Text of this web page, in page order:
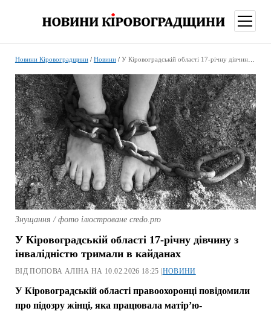
меню
Новини Кіровоградщини/ Новини/ У Кіровоградській області 17-річну дівчину з інвалідністю тримали в кайданах
Знущання / фото ілюстроване credo.pro
У Кіровоградській області 17-річну дівчину з
інвалідністю тримали в кайданах
ВІД ПОПОВА АЛІНА НА 10.02.2026 18:25 | НОВИНИ
У Кіровоградській області правоохоронці повідомили
про підозру жінці, яка працювала матір’ю-